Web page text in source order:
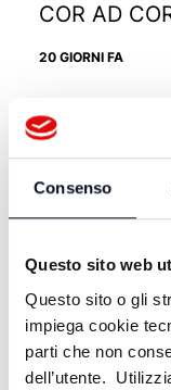
Consenso
Questo sito web
Questo sito o gli
impiega cookie
parti che non
dell’utente.
COR AD
20 GIORNI FA
COR AD
27 GIORNI FA
COR AD
1 MESE FA